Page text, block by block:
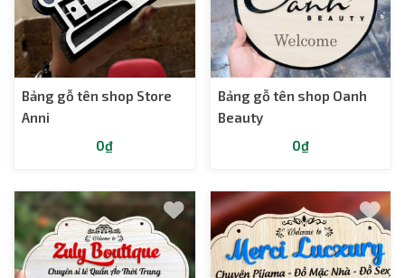
Bảng gỗ tên shop Store
Anni
0₫
Bảng gỗ tên shop Oanh
Beauty
0₫